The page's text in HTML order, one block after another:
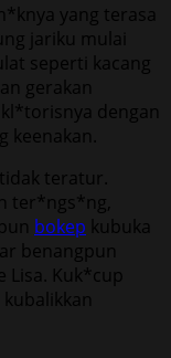
yang terasa
jariku mulai
seperti kacang
gerakan
dengan
keenakan.
teratur.
ter*ngs*ng,
bokep kubuka
benangpun
Lisa. Kuk*cup